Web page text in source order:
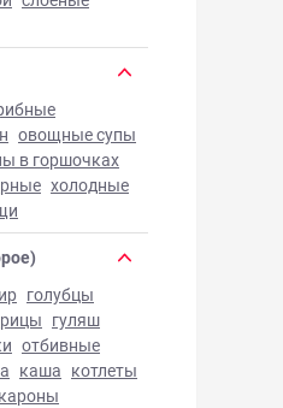
овощные супы
в горшочках
холодные
голубцы
гуляш
отбивные
каша котлеты